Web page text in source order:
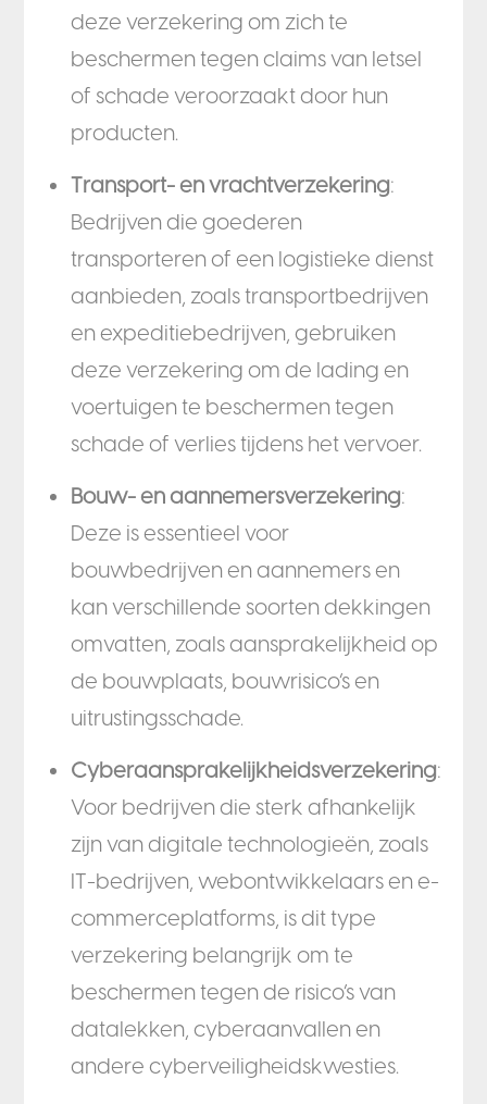
deze verzekering om zich te
beschermen tegen claims van letsel
of schade veroorzaakt door hun
producten.
Transport- en vrachtverzekering:
Bedrijven die goederen
transporteren of een logistieke dienst
aanbieden, zoals transportbedrijven
en expeditiebedrijven, gebruiken
deze verzekering om de lading en
voertuigen te beschermen tegen
schade of verlies tijdens het vervoer.
Bouw- en aannemersverzekering:
Deze is essentieel voor
bouwbedrijven en aannemers en
kan verschillende soorten dekkingen
omvatten, zoals aansprakelijkheid op
de bouwplaats, bouwrisico’s en
uitrustingsschade.
Cyberaansprakelijkheidsverzekering:
Voor bedrijven die sterk afhankelijk
zijn van digitale technologieën, zoals
IT-bedrijven, webontwikkelaars en e-
commerceplatforms, is dit type
verzekering belangrijk om te
beschermen tegen de risico’s van
datalekken, cyberaanvallen en
andere cyberveiligheidskwesties.